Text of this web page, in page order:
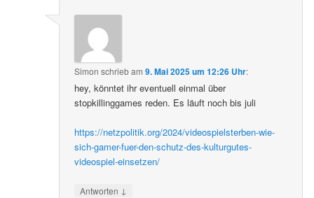
Simon schriebam9. Mai 2025 um 12:26 Uhr:
hey, könntet ihr eventuell einmal über
stopkillinggames reden. Es läuft noch bis juli
https://netzpolitik.org/2024/videospielsterben-wie-
sich-gamer-fuer-den-schutz-des-kulturgutes-
videospiel-einsetzen/
Antworten ↓